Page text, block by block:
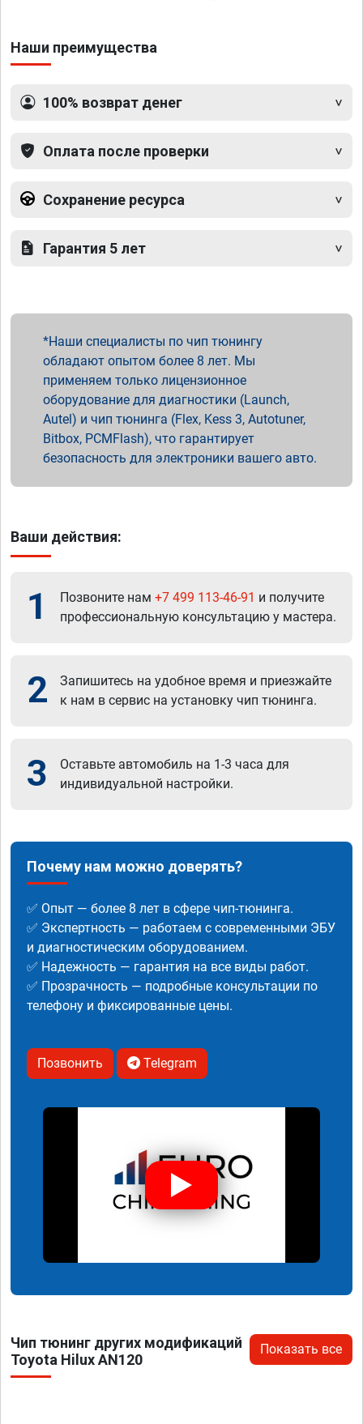
Наши преимущества
100% возврат денег
Оплата после проверки
Сохранение ресурса
Гарантия 5 лет
Наши специалисты по чип тюнингу
обладают опытом более 8 лет. Мы
применяем только лицензионное
оборудование для диагностики (Launch,
Autel) и чип тюнинга (Flex, Kess 3, Autotuner,
Bitbox, PCMFlash), что гарантирует
безопасность для электроники вашего авто.
Ваши действия:
1 Позвоните нам +7 499 113-46-91 и получите
профессиональную консультацию у мастера.
2
Запишитесь на удобное время и приезжайте
к нам в сервис на установку чип тюнинга.
3
Оставьте автомобиль на 1-3 часа для
индивидуальной настройки.
Почему нам можно доверять?
✅ Опыт — более 8 лет в сфере чип-тюнинга.
✅ Экспертность — работаем с современными ЭБУ
и диагностическим оборудованием.
✅ Надежность — гарантия на все виды работ.
✅ Прозрачность — подробные консультации по
телефону и фиксированные цены.
Позвонить Telegram
Чип тюнинг других модификаций
Toyota Hilux AN120
Показать все